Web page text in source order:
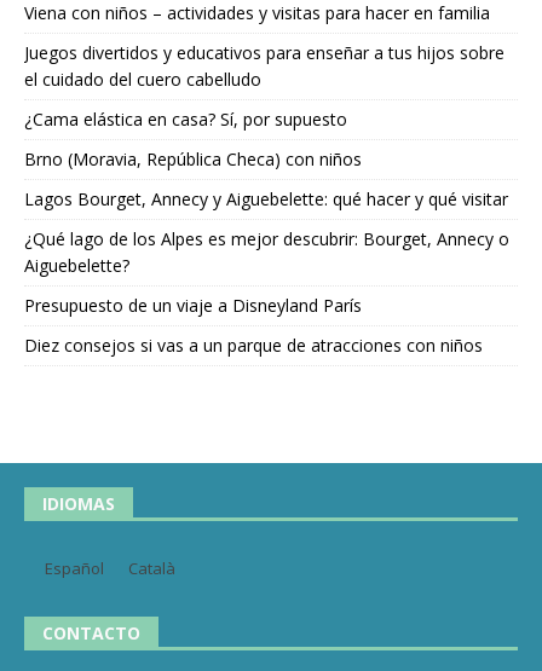
Viena con niños – actividades y visitas para hacer en familia
Juegos divertidos y educativos para enseñar a tus hijos sobre
el cuidado del cuero cabelludo
¿Cama elástica en casa? Sí, por supuesto
Brno (Moravia, República Checa) con niños
Lagos Bourget, Annecy y Aiguebelette: qué hacer y qué visitar
¿Qué lago de los Alpes es mejor descubrir: Bourget, Annecy o
Aiguebelette?
Presupuesto de un viaje a Disneyland París
Diez consejos si vas a un parque de atracciones con niños
IDIOMAS
Español Català
CONTACTO